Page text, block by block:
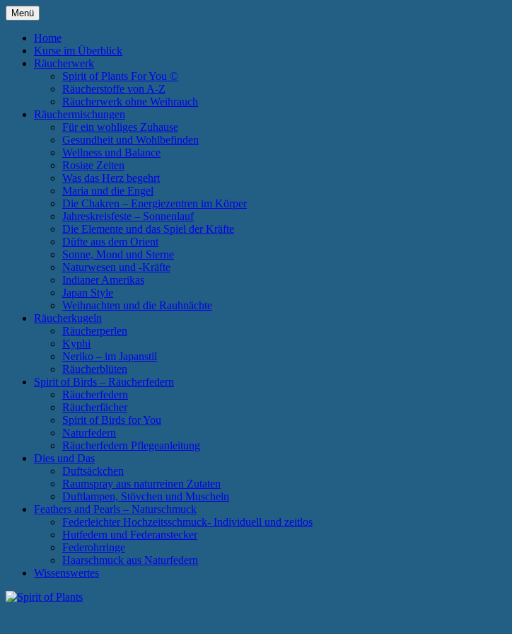
Zum
Inhalt
springen
Spirit of Plants
Menü
Home
Kurse im Überblick
Räucherwerk
Spirit of Plants For You ©
Räucherstoffe von A-Z
Räucherwerk ohne Weihrauch
Räuchermischungen
Für ein wohliges Zuhause
Gesundheit und Wohlbefinden
Wellness und Balance
Rosige Zeiten
Was das Herz begehrt
Maria und die Engel
Die Chakren – Energiezentren im Körper
Jahreskreisfeste – Sonnenlauf
Die Elemente und das Spiel der Kräfte
Düfte aus dem Orient
Sonne, Mond und Sterne
Naturwesen und -Kräfte
Indianer Amerikas
Japan Style
Weihnachten und die Rauhnächte
Räucherkugeln
Räucherperlen
Kyphi
Neriko – im Japanstil
Räucherblüten
Spirit of Birds – Räucherfedern
Räucherfedern
Räucherfächer
Spirit of Birds for You
Naturfedern
Räucherfedern Pflegeanleitung
Dies und Das
Duftsäckchen
Raumspray aus naturreinen Zutaten
Duftlampen, Stövchen und Muscheln
Feathers and Pearls – Naturschmuck
Federleichter Hochzeitsschmuck- Individuell und zeitlos
Hutfedern und Federanstecker
Federohrringe
Haarschmuck aus Naturfedern
Wissenswertes